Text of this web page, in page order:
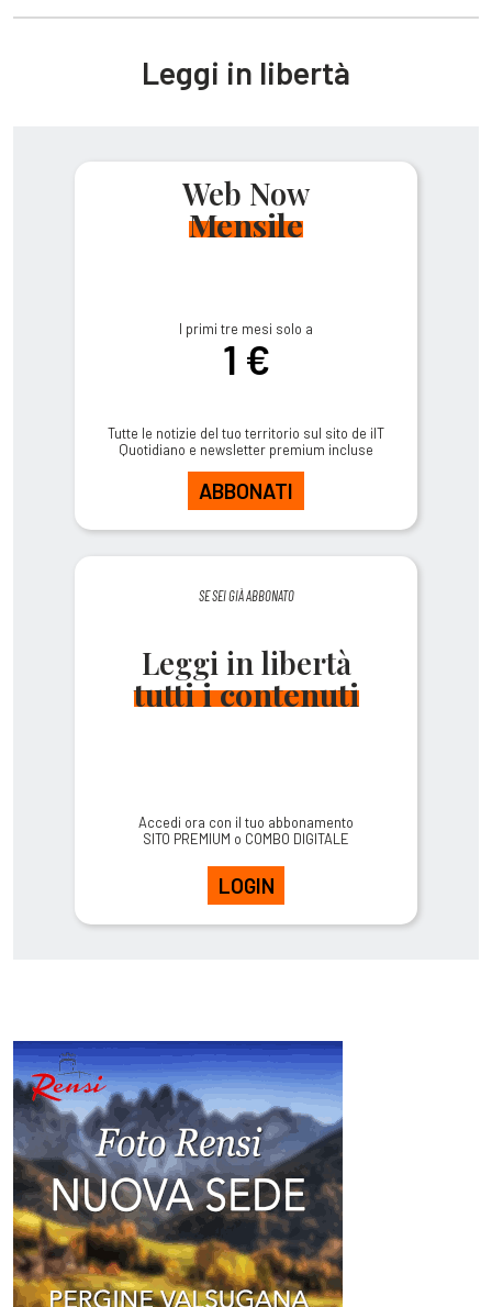
Leggi in libertà
Web Now
Mensile
I primi tre mesi solo a
1 €
Tutte le notizie del tuo territorio sul sito de ilT
Quotidiano e newsletter premium incluse
ABBONATI
SE SEI GIÀ ABBONATO
Leggi in libertà
tutti i contenuti
Accedi ora con il tuo abbonamento
SITO PREMIUM o COMBO DIGITALE
LOGIN